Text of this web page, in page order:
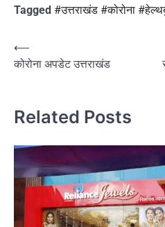
Tagged #उत्तराखंड #कोरोना
Post
navigation
⟵
कोरोना अपडेट उत्तराखंड
Related Posts